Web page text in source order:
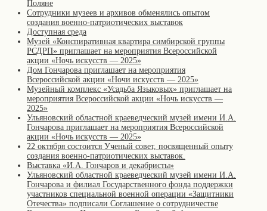
Поляне
Сотрудники музеев и архивов обменялись опытом
создания военно-патриотических выставок
Доступная среда
Музей «Конспиративная квартира симбирской группы
РСДРП» приглашает на мероприятия Всероссийской
акции «Ночь искусств — 2025»
Дом Гончарова приглашает на мероприятия
Всероссийской акции «Ночи искусств — 2025»
Музейный комплекс «Усадьба Языковых» приглашает на
мероприятия Всероссийской акции «Ночь искусств —
2025»
Ульяновский областной краеведческий музей имени И.А.
Гончарова приглашает на мероприятия Всероссийской
акции «Ночь искусств — 2025»
22 октября состоится Ученый совет, посвященный опыту
создания военно-патриотических выставок.
Выставка «И.А. Гончаров и декабристы»
Ульяновский областной краеведческий музей имени И.А.
Гончарова и филиал Государственного фонда поддержки
участников специальной военной операции «Защитники
Отечества» подписали Соглашение о сотрудничестве